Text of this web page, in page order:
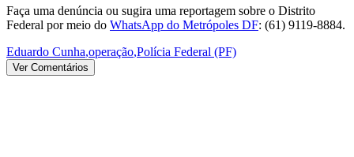
Faça uma denúncia ou sugira uma reportagem sobre o Distrito
Federal por meio do WhatsApp do Metrópoles DF: (61) 9119-8884.
Eduardo Cunha,operação,Polícia Federal (PF)
Ver Comentários